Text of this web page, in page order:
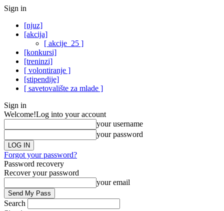
Sign in
[njuz]
[akcija]
[ akcije_25 ]
[konkursi]
[treninzi]
[ volontiranje ]
[stipendije]
[ savetovalište za mlade ]
Sign in
Welcome!Log into your account
your username
your password
Forgot your password?
Password recovery
Recover your password
your email
Search